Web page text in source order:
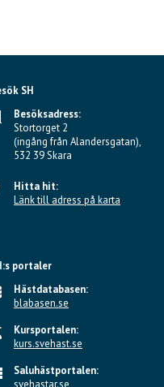
SH
Besöksadress:
Stortorget 2
(ingång från Alandersgatan),
532 39 Skara
Hitta hit:
Länk till adress på karta
portaler
Hästdatabasen:
blabasen.se
Kursportalen:
kurs.svehast.se
Saluhästportalen:
svehastar.se